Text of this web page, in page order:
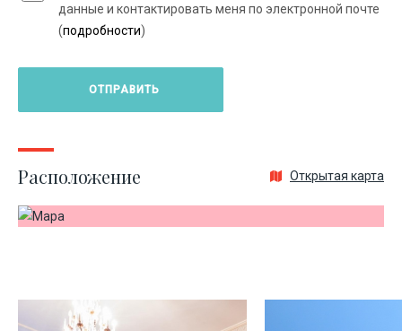
данные и контактировать меня по электронной почте
(подробности)
Расположение Открытая карта